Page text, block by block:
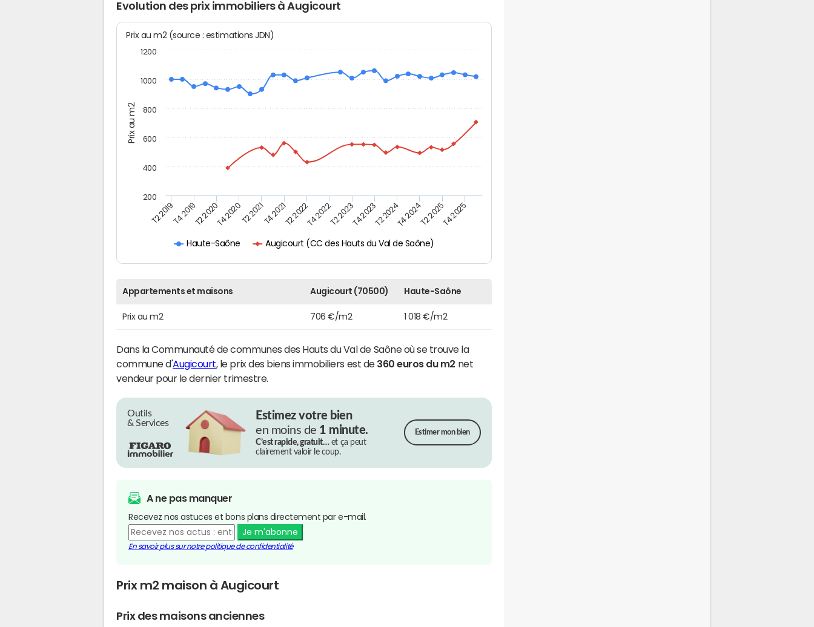
Evolution des prix immobiliers à Augicourt
Prix au m2
Prix au m2 (source : estimations JDN)
Haute-Saône Augicourt (CC des Hauts du Val de Saône)
T2 2019T4 2019T2 2020T4 2020T2 2021T4 2021T2 2022T4 2022T2 2023T4 2023T2 2024T4 2024T2 2025T4 2025
200
400
600
800
1000
1200
Appartements et maisons Augicourt (70500) Haute-Saône
Prix au m2 706 €/m2 1 018 €/m2
Dans la Communauté de communes des Hauts du Val de Saône où se trouve la
commune d'Augicourt, le prix des biens immobiliers est de 360 euros du m2 net
vendeur pour le dernier trimestre.
Outils
& Services
Estimez votre bien
en moins de 1 minute.
C’est rapide, gratuit…et ça peut
clairement valoir le coup.
Estimer mon bien
A ne pas manquer
Recevez nos astuces et bons plans directement par e-mail.
Je m'abonne
En savoir plus sur notre politique de confidentialité
Prix m2 maison à Augicourt
Prix des maisons anciennes